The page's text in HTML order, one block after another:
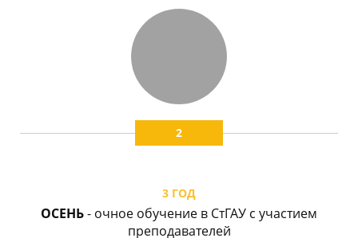
2
3 ГОД
ОСЕНЬ- очное обучение в СтГАУ с участием
преподавателей